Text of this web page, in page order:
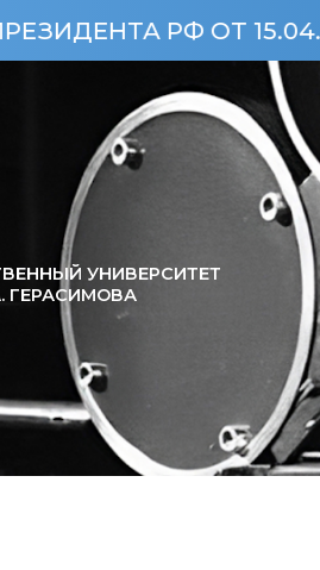
РФ ОТ 15.04.2013
УНИВЕРСИТЕТ
ГЕРАСИМОВА